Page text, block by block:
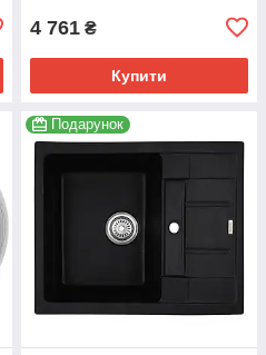
4 761 ₴
Купити
Подарунок